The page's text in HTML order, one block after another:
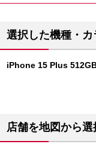
選択した機種・カ
iPhone 15 Plus
店舗を地図から選